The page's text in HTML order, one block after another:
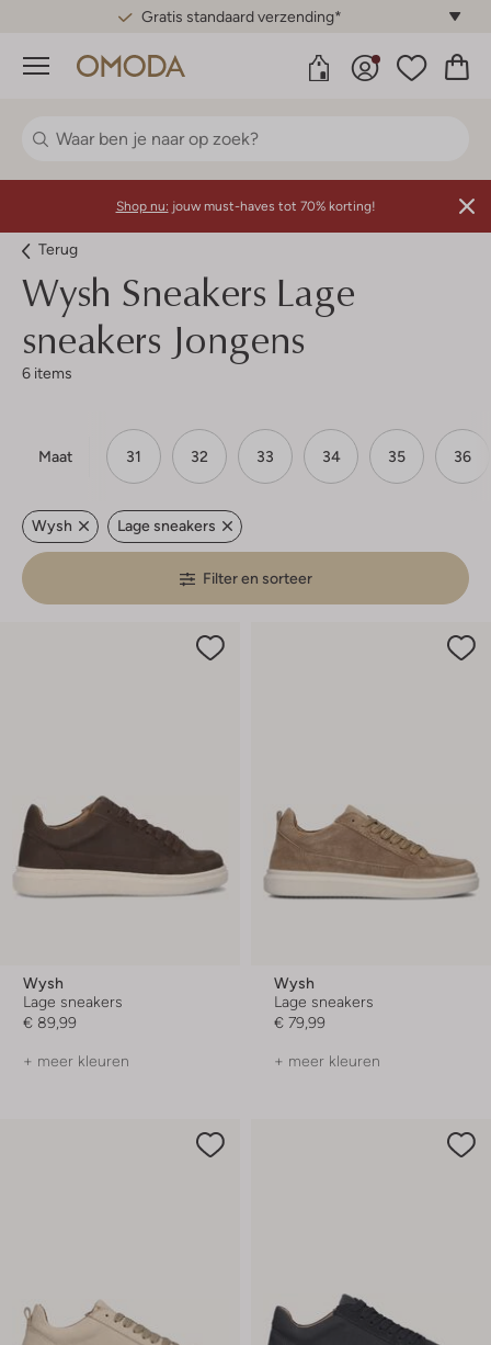
Gratis standaard verzending*
Menu
Shop nu: jouw must-haves tot 70% korting!
Terug
Wysh Sneakers Lage
sneakers Jongens
6 items
Maat 31 32 33 34 35 36
Wysh Lage sneakers
Filter en sorteer
Wysh
Lage sneakers
€ 89,99
+ meer kleuren
Wysh
Lage sneakers
€ 79,99
+ meer kleuren